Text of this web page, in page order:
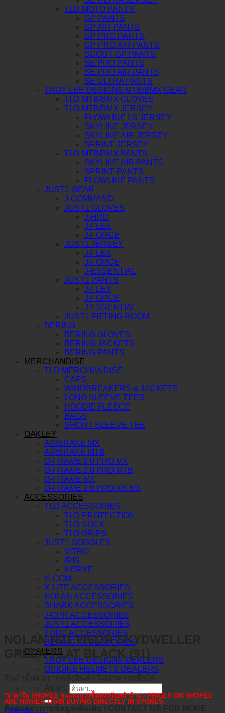
TLD MOTO PANTS
GP PANTS
GP AIR PANTS
GP PRO PANTS
GP PRO AIR PANTS
SCOUT GP PANTS
SE PRO PANTS
SE PRO AIR PANTS
SE ULTRA PANTS
TROY LEE DESIGNS MTB/BMX GEAR
TLD MTB/BMX GLOVES
TLD MTB/BMX JERSEY
FLOWLINE LS JERSEY
SKYLINE JERSEY
SKYLINE AIR JERSEY
SPRINT JERSEY
TLD MTB/BMX PANTS
SKYLINE AIR PANTS
SPRINT PANTS
FLOWLINE PANTS
JUST1 GEAR
J-COMMAND
JUST1 GLOVES
J-HRD
J-FLEX
J-FORCE
JUST1 JERSEY
J-FLEX
J-FORCE
J-ESSENTIAL
JUST1 PANTS
J-FLEX
J-FORCE
J-ESSENTIAL
JUST1 FITTING ROOM
BERING
BERING GLOVES
BERING JACKETS
BERING PANTS
MERCHANDISE
TLD MERCHANDISE
CAPS
WINDBREAKERS & JACKETS
LONG SLEEVE TEES
HOODIE FLEECE
BAGS
SHORT SLEEVE TEE
OAKLEY
AIRBRAKE MX
AIRBRAKE MTB
O-FRAME 2.0 PRO MX
O-FRAME 2.0 PRO MTB
O-FRAME MX
O-FRAME 2.0 PRO XS MX
ACCESSORIES
TLD ACCESSORIES
TLD PROTECTION
TLD SOCK
TLD GRIPS
JUST1 GOGGLES
VITRO
IRIS
NERVE
N-COM
X-LITE ACCESSORIES
NOLAN ACCESSORIES
SHARK ACCESSORIES
J-GPR ACCESSORIES
JUST1 ACCESSORIES
TORC ACCESSORIES
BERING ACCESSORIES
DEALERS
TROY LEE DESIGNS DEALERS
ORIGINE HELMETS DEALERS
NOLAN N21 VISOR SKYDWELLER
GREEN FLAT BLACK (91)
*ราคาใน SHOPEE จะแพงกว่าซื้อตรงกับหน้าร้าน / PRICES ON SHOPEE
ARE HIGHER THAN BUYING DIRECTLY IN STORES.
ติดต่อสอบถามข้อมูลเพิ่มเติม / CONTACT US FOR MORE